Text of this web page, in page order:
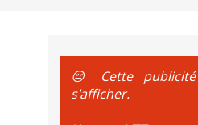
😔 Cette
s'afficher.